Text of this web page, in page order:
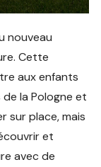
nouveau
Cette
aux enfants
la Pologne et
sur place, mais
et
avec de